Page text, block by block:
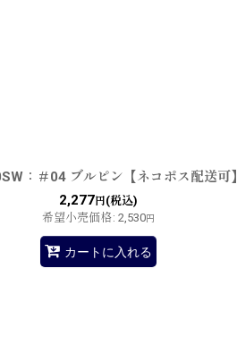
：＃04 ブルピン【ネコポス配送可】
2,277円(税込)
希望小売価格: 2,530円
カートに入れる